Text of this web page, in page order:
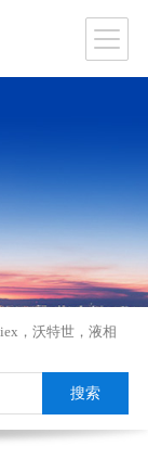
， 沃特世， 液相